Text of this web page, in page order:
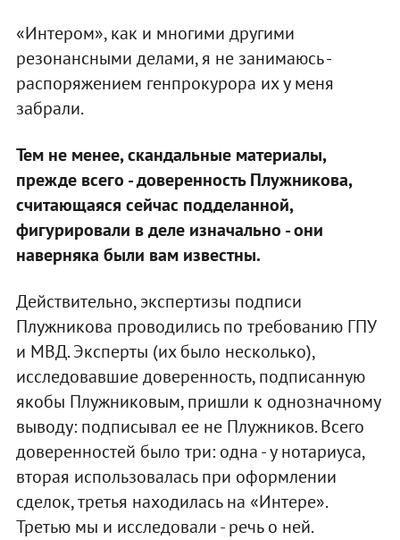
«Интером», как и многими другими
резонансными делами, я не занимаюсь -
распоряжением генпрокурора их у меня
забрали.
Тем не менее, скандальные материалы,
прежде всего - доверенность Плужникова,
считающаяся сейчас подделанной,
фигурировали в деле изначально - они
наверняка были вам известны.
Действительно, экспертизы подписи
Плужникова проводились по требованию ГПУ
и МВД. Эксперты (их было несколько),
исследовавшие доверенность, подписанную
якобы Плужниковым, пришли к однозначному
выводу: подписывал ее не Плужников. Всего
доверенностей было три: одна - у нотариуса,
вторая использовалась при оформлении
сделок, третья находилась на «Интере».
Третью мы и исследовали - речь о ней.